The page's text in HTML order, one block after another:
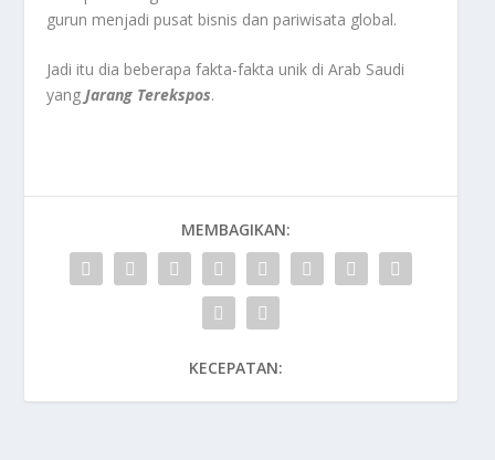
gurun menjadi pusat bisnis dan pariwisata global.
Jadi itu dia beberapa fakta-fakta unik di Arab Saudi
yangJarang Terekspos.
MEMBAGIKAN:
KECEPATAN: